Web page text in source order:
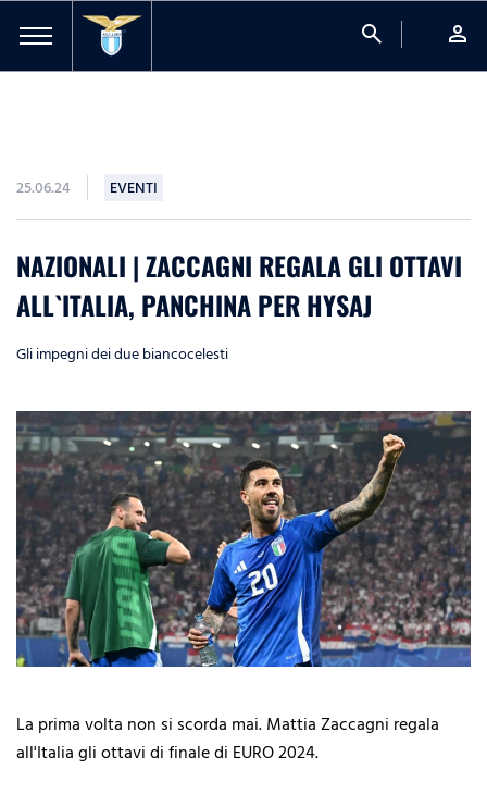
search person
25.06.24 EVENTI
NAZIONALI | ZACCAGNI REGALA GLI OTTAVI
ALL`ITALIA, PANCHINA PER HYSAJ
Gli impegni dei due biancocelesti
La prima volta non si scorda mai. Mattia Zaccagni regala
all'Italia gli ottavi di finale di EURO 2024.